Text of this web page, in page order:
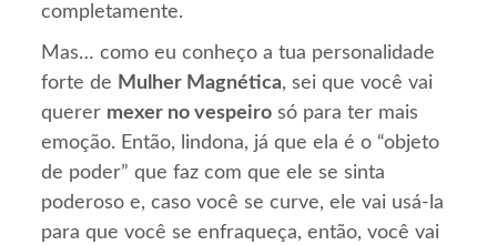
completamente.
Mas… como eu conheço a tua personalidade
forte de Mulher Magnética, sei que você vai
querer mexer no vespeiro só para ter mais
emoção. Então, lindona, já que ela é o “objeto
de poder” que faz com que ele se sinta
poderoso e, caso você se curve, ele vai usá-la
para que você se enfraqueça, então, você vai